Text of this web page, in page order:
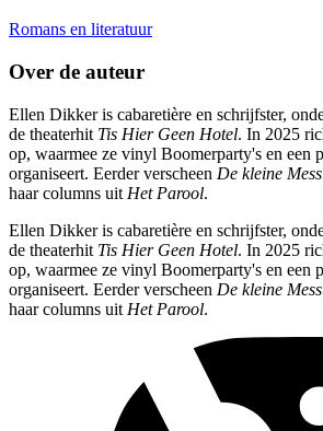
Romans en literatuur
Over de auteur
Ellen Dikker is cabaretière en schrijfster,
de theaterhit Tis Hier Geen Hotel. In 2025
op, waarmee ze vinyl Boomerparty's en een
organiseert. Eerder verscheen De kleine
haar columns uit Het Parool.
Ellen Dikker is cabaretière en schrijfster,
de theaterhit Tis Hier Geen Hotel. In 2025
op, waarmee ze vinyl Boomerparty's en een
organiseert. Eerder verscheen De kleine
haar columns uit Het Parool.